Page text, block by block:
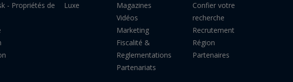
- Propriétés de
Luxe
Magazines
Vidéos
Marketing
Fiscalité &
Reglementations
Partenariats
Confier votre
recherche
Recrutement
Région
Partenaires